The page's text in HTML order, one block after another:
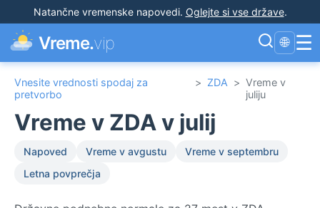
Natančne vremenske napovedi. Oglejte si vse države.
Vreme.vip 🌐 ☰
Vnesite vrednosti spodaj za
pretvorbo
> ZDA > Vreme v
juliju
Vreme v ZDA v julij
Napoved Vreme v avgustu
Vreme v septembru
Letna povprečja